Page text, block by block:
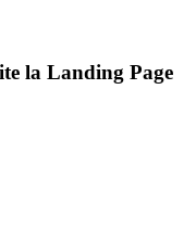
la Landing Page